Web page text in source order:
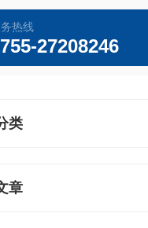
热线
27208246
类
章